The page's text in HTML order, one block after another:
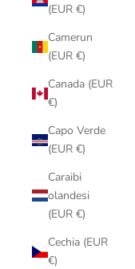
(EUR €)
Camerun
(EUR €)
Canada (EUR
€)
Capo Verde
(EUR €)
Caraibi
olandesi
(EUR €)
Cechia (EUR
€)